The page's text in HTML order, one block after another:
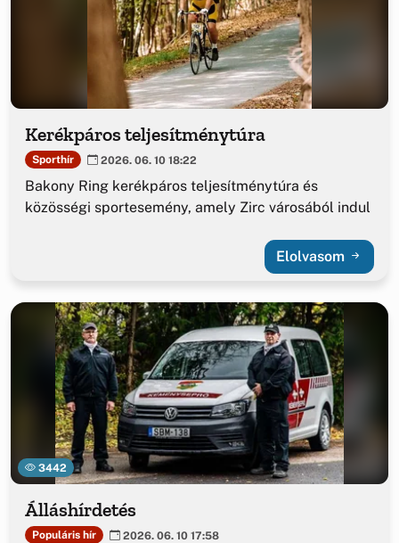
Kerékpáros teljesítménytúra
Sporthír 2026. 06. 10 18:22
Bakony Ring kerékpáros teljesítménytúra és
közösségi sportesemény, amely Zirc városából indul
Elolvasom
3442
Álláshírdetés
Populáris hír 2026. 06. 10 17:58